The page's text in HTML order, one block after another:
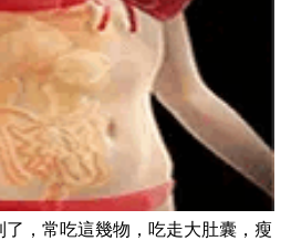
，常吃這幾物，吃走大肚囊，瘦